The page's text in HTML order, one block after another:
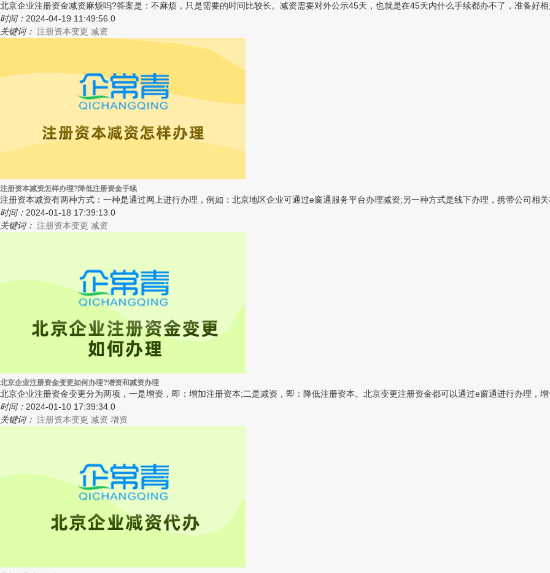
北京企业注册资金减资麻烦吗?答案是：不麻烦，只是需要的时间比较长。减资需要对外公示45天，也就是在45天内什么手续都办不了，准备好
时间： 2024-04-19 11:49:56.0
关键词： 注册资本变更 减资
注册资本减资怎样办理?降低注册资金手续
注册资本减资有两种方式：一种是通过网上进行办理，例如：北京地区企业可通过e窗通服务平台办理减资;另一种方式是线下办理，携带公司相
时间： 2024-01-18 17:39:13.0
关键词： 注册资本变更 减资
北京企业注册资金变更如何办理?增资和减资办理
北京企业注册资金变更分为两项，一是增资，即：增加注册资本;二是减资，即：降低注册资本。北京变更注册资金都可以通过e窗通进行办理，
时间： 2024-01-10 17:39:34.0
关键词： 注册资本变更 减资 增资